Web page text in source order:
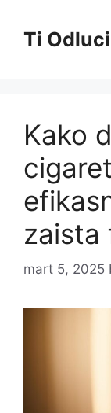
contentTi Odluci
Kako
zaista
mart 5, 2025